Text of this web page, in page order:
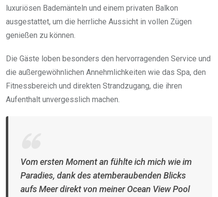
luxuriösen Bademänteln und einem privaten Balkon
ausgestattet, um die herrliche Aussicht in vollen Zügen
genießen zu können.
Die Gäste loben besonders den hervorragenden Service und
die außergewöhnlichen Annehmlichkeiten wie das Spa, den
Fitnessbereich und direkten Strandzugang, die ihren
Aufenthalt unvergesslich machen.
Vom ersten Moment an fühlte ich mich wie im
Paradies, dank des atemberaubenden Blicks
aufs Meer direkt von meiner Ocean View Pool